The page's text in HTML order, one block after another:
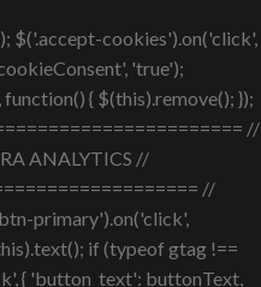
$('.accept-cookies').on('click',
'true');
{ $(this).remove(); });
//
ANALYTICS //
//
primary').on('click',
if (typeof gtag !==
{ 'button_text': buttonText,